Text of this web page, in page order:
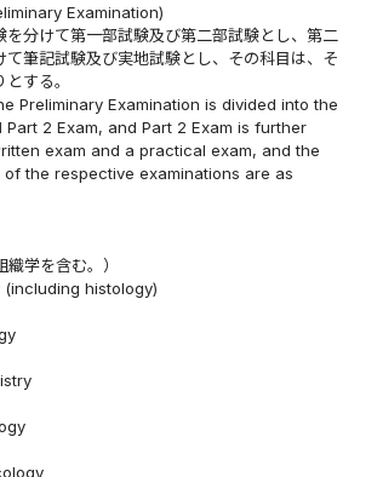
Examination)
を分けて第一部試験及び第二部試験とし、第二
て筆記試験及び実地試験とし、その科目は、そ
する。
Preliminary Examination is divided into the
Part 2 Exam, and Part 2 Exam is further
exam and a practical exam, and the
the respective examinations are as
学を含む。）
(including histology)